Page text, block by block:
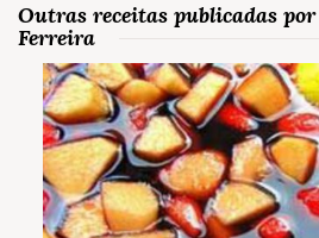
Outras receitas publicadas
Ferreira